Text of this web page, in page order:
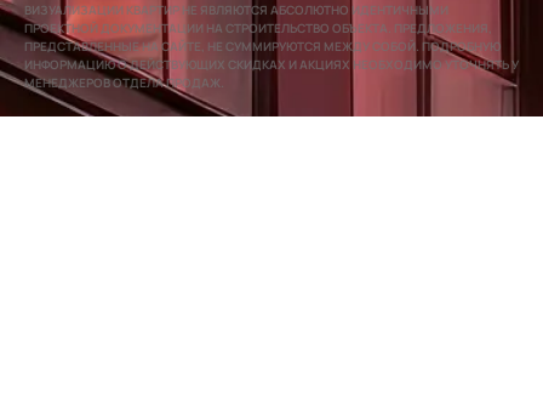
ВИЗУАЛИЗАЦИИ КВАРТИР НЕ ЯВЛЯЮТСЯ АБСОЛЮТНО ИДЕНТИЧНЫМИ
ПРОЕКТНОЙ ДОКУМЕНТАЦИИ НА СТРОИТЕЛЬСТВО ОБЪЕКТА. ПРЕДЛОЖЕНИЯ,
ПРЕДСТАВЛЕННЫЕ НА САЙТЕ, НЕ СУММИРУЮТСЯ МЕЖДУ СОБОЙ. ПОДРОБНУЮ
ИНФОРМАЦИЮ О ДЕЙСТВУЮЩИХ СКИДКАХ И АКЦИЯХ НЕОБХОДИМО УТОЧНЯТЬ У
МЕНЕДЖЕРОВ ОТДЕЛА ПРОДАЖ.